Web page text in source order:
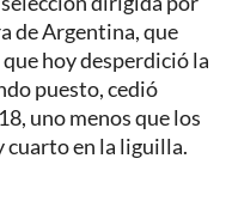
de Argentina, que
hoy desperdició la
puesto, cedió
uno menos que los
cuarto en la liguilla.